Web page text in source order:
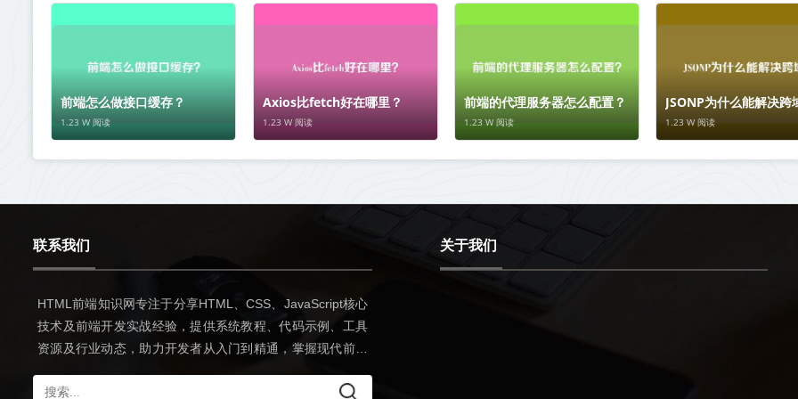
前端怎么做接口缓存？
1.23 W 阅读
Axios比fetch好在哪里？
1.23 W 阅读
前端的代理服务器怎么配置？
1.23 W 阅读
JSONP为什么能解决跨
1.23 W 阅读
联系我们
HTML前端知识网专注于分享HTML、CSS、JavaScript核心
技术及前端开发实战经验，提供系统教程、代码示例、工具
资源及行业动态，助力开发者从入门到精通，掌握现代前端
关于我们